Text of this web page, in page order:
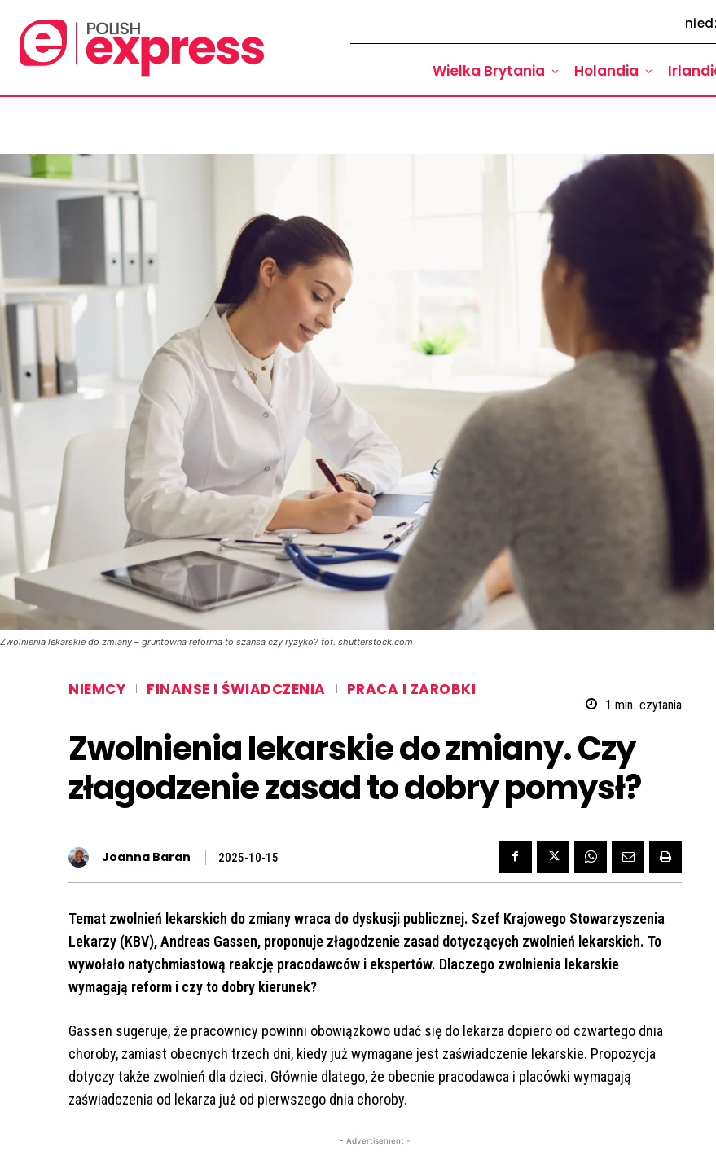
Wielka Brytania Holandia
Zwolnienia lekarskie do zmiany – gruntowna reforma to szansa czy ryzyko? fot. shutterstock.com
NIEMCY FINANSE I ŚWIADCZENIA PRACA I ZAROBKI
1 min. czytania
Zwolnienia lekarskie do zmiany. Czy
złagodzenie zasad to dobry pomysł?
Joanna Baran 2025-10-15
Temat zwolnień lekarskich do zmiany wraca do dyskusji publicznej. Szef Krajowego Stowarzyszenia
Lekarzy (KBV), Andreas Gassen, proponuje złagodzenie zasad dotyczących zwolnień lekarskich. To
wywołało natychmiastową reakcję pracodawców i ekspertów. Dlaczego zwolnienia lekarskie
wymagają reform i czy to dobry kierunek?
Gassen sugeruje, że pracownicy powinni obowiązkowo udać się do lekarza dopiero od czwartego dnia
choroby, zamiast obecnych trzech dni, kiedy już wymagane jest zaświadczenie lekarskie. Propozycja
dotyczy także zwolnień dla dzieci. Głównie dlatego, że obecnie pracodawca i placówki wymagają
zaświadczenia od lekarza już od pierwszego dnia choroby.
- Advertisement -